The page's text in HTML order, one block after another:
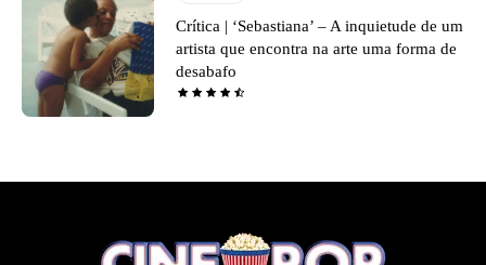
Crítica | ‘Sebastiana’ – A inquietude de um
artista que encontra na arte uma forma de
desabafo